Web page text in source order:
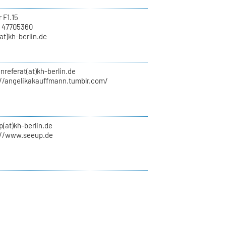
F1.15
berlin.de
berlin.de
angelikakauffmann.tumblr.com/
berlin.de
www.seeup.de